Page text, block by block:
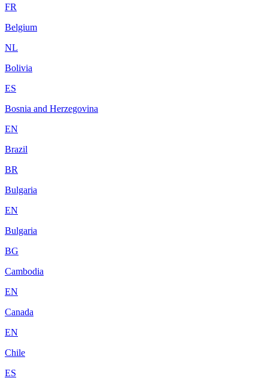
FR
Belgium
NL
Bolivia
ES
Bosnia and Herzegovina
EN
Brazil
BR
Bulgaria
EN
Bulgaria
BG
Cambodia
EN
Canada
EN
Chile
ES